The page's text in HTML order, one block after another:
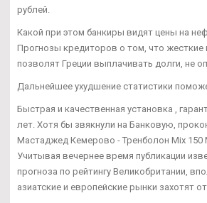
рублей.
Какой при этом банкиры видят цены на
Прогнозы кредиторов о том, что
позволят Греции выплачивать долги, не
Дальнейшее ухудшение статистики
Быстрая и качественная установка ,
лет. Хотя бы звякнули на Банковую,
Мастаджед Кемерово - Тренболон Mix 150
Учитывая вечернее время публикации
прогноза по рейтингу Великобритании,
азиатские и европейские рынки захотят